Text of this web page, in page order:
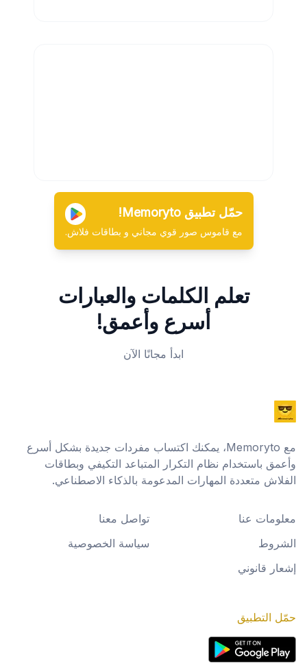
حمّل تطبيق Memoryto!
مع قاموس صور قوي مجاني و بطاقات فلاش.
تعلم الكلمات والعبارات
أسرع وأعمق!
ابدأ مجانًا الآن
مع Memoryto، يمكنك اكتساب مفردات جديدة بشكل أسرع
وأعمق باستخدام نظام التكرار المتباعد التكيفي وبطاقات
الفلاش متعددة المهارات المدعومة بالذكاء الاصطناعي.
معلومات عنا
تواصل معنا
الشروط
سياسة الخصوصية
إشعار قانوني
حمّل التطبيق